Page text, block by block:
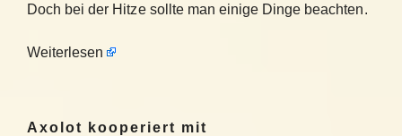
Doch bei der Hitze sollte man einige Dinge beachten.
Weiterlesen
Axolot kooperiert mit